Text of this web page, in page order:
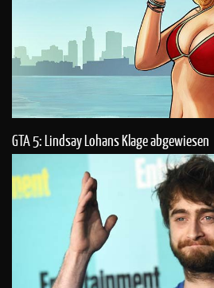
GTA 5: Lindsay Lohans Klage abgewiesen